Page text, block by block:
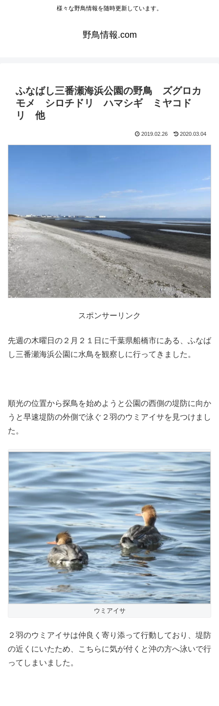
様々な野鳥情報を随時更新しています。
野鳥情報.com
ふなばし三番瀬海浜公園の野鳥 ズグロカ
モメ シロチドリ ハマシギ ミヤコド
リ 他
2019.02.26 2020.03.04
スポンサーリンク
先週の木曜日の２月２１日に千葉県船橋市にある、ふなば
し三番瀬海浜公園に水鳥を観察しに行ってきました。
順光の位置から探鳥を始めようと公園の西側の堤防に向か
うと早速堤防の外側で泳ぐ２羽のウミアイサを見つけまし
た。
ウミアイサ
２羽のウミアイサは仲良く寄り添って行動しており、堤防
の近くにいたため、こちらに気が付くと沖の方へ泳いで行
ってしまいました。